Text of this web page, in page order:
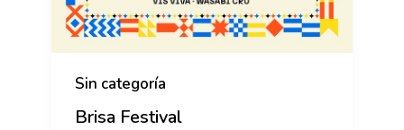
Sin categoría
Brisa Festival